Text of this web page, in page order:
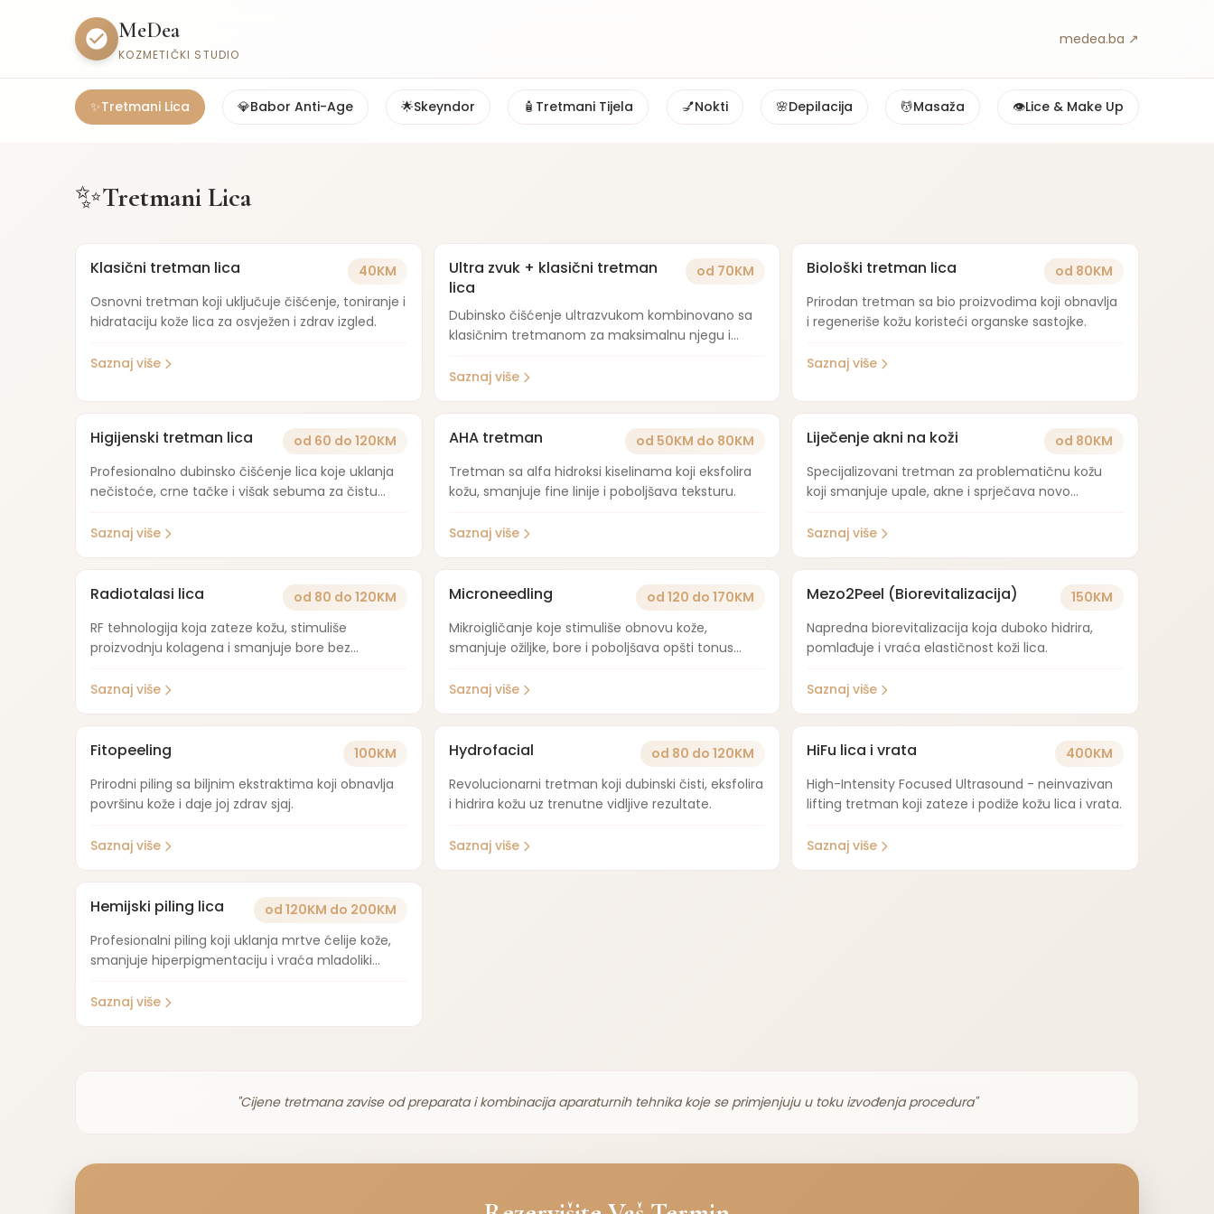
MeDea
KOZMETIČKI STUDIO
medea.ba ↗
✨Tretmani Lica 💎Babor Anti-Age 🌟Skeyndor 🧴 Tretmani Tijela 💅Nokti 🌸Depilacija 💆Masaža 👁️Lice & Make Up
✨Tretmani Lica
Klasični tretman lica
40KM
Osnovni tretman koji uključuje čišćenje, toniranje i
hidrataciju kože lica za osvježen i zdrav izgled.
Saznaj više
Ultra zvuk + klasični tretman
lica
od 70KM
Dubinsko čišćenje ultrazvukom kombinovano sa
klasičnim tretmanom za maksimalnu njegu i
Saznaj više
Biološki tretman lica
od 80KM
Prirodan tretman sa bio proizvodima koji obnavlja
i regeneriše kožu koristeći organske sastojke.
Saznaj više
Higijenski tretman lica
od 60 do 120KM
Profesionalno dubinsko čišćenje lica koje uklanja
nečistoće, crne tačke i višak sebuma za čistu
Saznaj više
AHA tretman
od 50KM do 80KM
Tretman sa alfa hidroksi kiselinama koji eksfolira
kožu, smanjuje fine linije i poboljšava teksturu.
Saznaj više
Liječenje akni na koži
od 80KM
Specijalizovani tretman za problematičnu kožu
koji smanjuje upale, akne i sprječava novo
Saznaj više
Radiotalasi lica
od 80 do 120KM
RF tehnologija koja zateze kožu, stimuliše
proizvodnju kolagena i smanjuje bore bez
Saznaj više
Microneedling
od 120 do 170KM
Mikroigličanje koje stimuliše obnovu kože,
smanjuje ožiljke, bore i poboljšava opšti tonus
Saznaj više
Mezo2Peel (Biorevitalizacija)
150KM
Napredna biorevitalizacija koja duboko hidrira,
pomlađuje i vraća elastičnost koži lica.
Saznaj više
Fitopeeling
100KM
Prirodni piling sa biljnim ekstraktima koji obnavlja
površinu kože i daje joj zdrav sjaj.
Saznaj više
Hydrofacial
od 80 do 120KM
Revolucionarni tretman koji dubinski čisti, eksfolira
i hidrira kožu uz trenutne vidljive rezultate.
Saznaj više
HiFu lica i vrata
400KM
High-Intensity Focused Ultrasound - neinvazivan
lifting tretman koji zateze i podiže kožu lica i vrata.
Saznaj više
Hemijski piling lica
od 120KM do 200KM
Profesionalni piling koji uklanja mrtve ćelije kože,
smanjuje hiperpigmentaciju i vraća mladoliki
Saznaj više
"Cijene tretmana zavise od preparata i kombinacija aparaturnih tehnika koje se primjenjuju u toku izvođenja procedura"